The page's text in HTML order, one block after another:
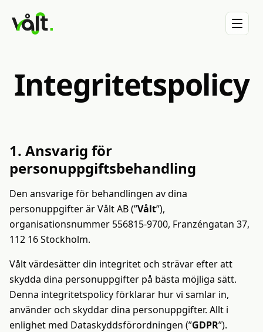
Bostadsrättsförening
Hyresfastighet
Industri & logistik
Effektpiloten
Serviceavtal
KALKYLATORER
Effektoptimeringskalkylator
Kostnadskalkylator
ROI-kalkylator
Om oss
LEGAL
Allmänna villkor
Integritetspolicy
Integritetspolicy
1. Ansvarig för
personuppgiftsbehandling
Den ansvarige för behandlingen av dina
personuppgifter är Vålt AB (”Vålt”),
organisationsnummer 556815-9700, Franzéngatan 37,
112 16 Stockholm.
Vålt värdesätter din integritet och strävar efter att
skydda dina personuppgifter på bästa möjliga sätt.
Denna integritetspolicy förklarar hur vi samlar in,
använder och skyddar dina personuppgifter. Allt i
enlighet med Dataskyddsförordningen (”GDPR”).